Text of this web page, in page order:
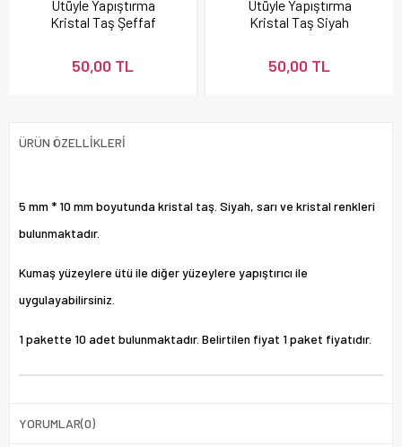
Ütüyle Yapıştırma
Kristal Taş Şeffaf
50,00 TL
Ütüyle Yapıştırma
Kristal Taş Siyah
50,00 TL
ÜRÜN ÖZELLIKLERI
5 mm * 10 mm boyutunda kristal taş. Siyah, sarı ve kristal renkleri
bulunmaktadır.
Kumaş yüzeylere ütü ile diğer yüzeylere yapıştırıcı ile
uygulayabilirsiniz.
1 pakette 10 adet bulunmaktadır. Belirtilen fiyat 1 paket fiyatıdır.
YORUMLAR(0)